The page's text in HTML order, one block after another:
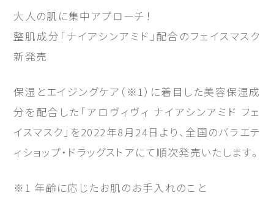
大人の肌に集中アプローチ！
整肌成分「ナイアシンアミド」配合のフェイスマスク
新発売
保湿とエイジングケア（※1）に着目した美容保湿成
分を配合した「アロヴィヴィ ナイアシンアミド フェ
イスマスク」を2022年8月24日より、全国のバラエテ
ィショップ・ドラッグストアにて順次発売いたします。
※1 年齢に応じたお肌のお手入れのこと